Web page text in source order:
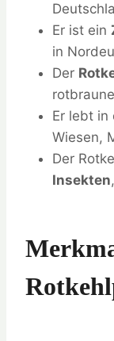
Er ist ein
in
Der
Er lebt in
Wiesen,
Der
Insekten,